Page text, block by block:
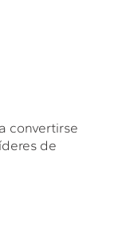
convertirse
de